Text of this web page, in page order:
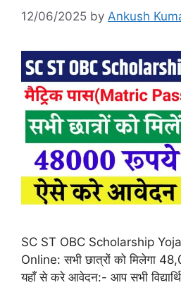
12/06/2025 by Ankush
SC ST OBC Scholarship
Online: सभी छात्रों को मिलेगा
यहाँ से करे आवेदन:- आप सभी